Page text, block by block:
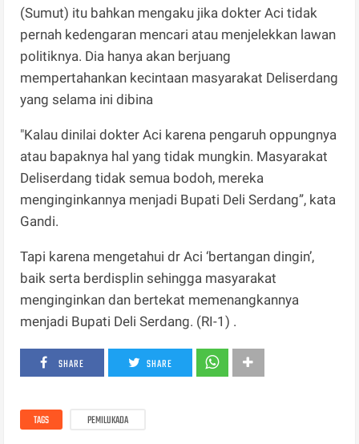
(Sumut) itu bahkan mengaku jika dokter Aci tidak
pernah kedengaran mencari atau menjelekkan lawan
politiknya. Dia hanya akan berjuang
mempertahankan kecintaan masyarakat Deliserdang
yang selama ini dibina
"Kalau dinilai dokter Aci karena pengaruh oppungnya
atau bapaknya hal yang tidak mungkin. Masyarakat
Deliserdang tidak semua bodoh, mereka
menginginkannya menjadi Bupati Deli Serdang”, kata
Gandi.
Tapi karena mengetahui dr Aci ‘bertangan dingin’,
baik serta berdisplin sehingga masyarakat
menginginkan dan bertekat memenangkannya
menjadi Bupati Deli Serdang. (RI-1) .
SHARE SHARE
TAGS PEMILUKADA